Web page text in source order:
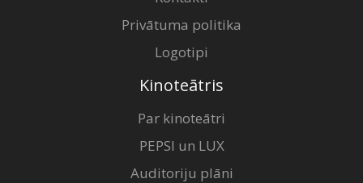
Privātuma politika
Logotipi
Kinoteātris
Par kinoteātri
PEPSI un LUX
Auditoriju plāni